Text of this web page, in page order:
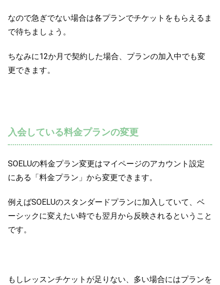
なので急ぎでない場合は各プランでチケットをもらえるま
で待ちましょう。
ちなみに12か月で契約した場合、プランの加入中でも変
更できます。
入会している料金プランの変更
SOELUの料金プラン変更はマイページのアカウント設定
にある「料金プラン」から変更できます。
例えばSOELUのスタンダードプランに加入していて、ベ
ーシックに変えたい時でも翌月から反映されるということ
です。
もしレッスンチケットが足りない、多い場合にはプランを